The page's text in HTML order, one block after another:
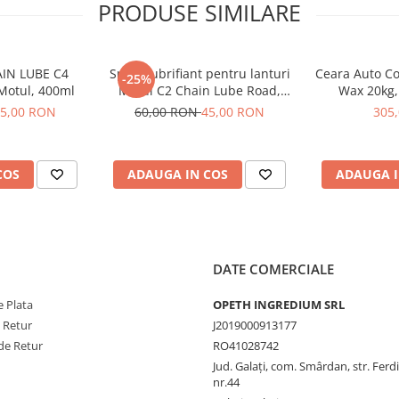
PRODUSE SIMILARE
LUBE C4
400ml
RON
-25%
Spray lubrifiant pentru lanturi
Motul C2 Chain Lube Road,
400ml
60,00 RON45,00 RON
ADAUGA IN COS
Ceara Auto
Wax
ADAUGA
Plata
Retur
Retur
DATE COMERCIALE
OPETH INGREDIUM SRL
J2019000913177
RO41028742
Jud. Galaţi, com. Smârdan, str.
nr.44